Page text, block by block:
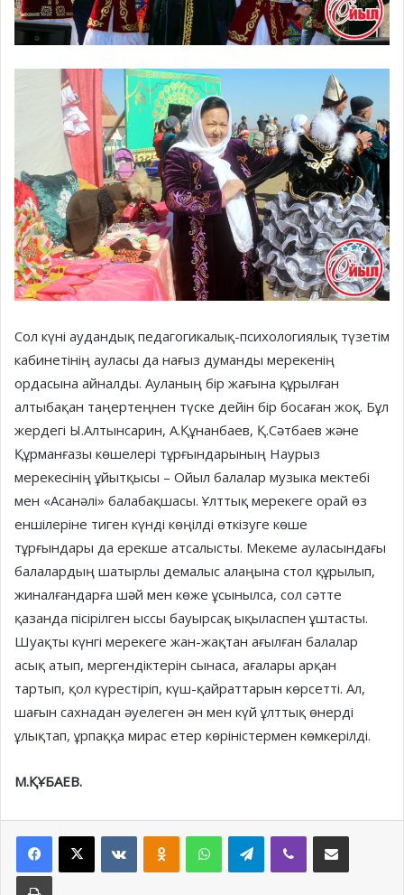
Сол күні аудандық педагогикалық-психологиялық түзетім
кабинетінің ауласы да нағыз думанды мерекенің
ордасына айналды. Ауланың бір жағына құрылған
алтыбақан таңертеңнен түске дейін бір босаған жоқ. Бұл
жердегі Ы.Алтынсарин, А.Құнанбаев, Қ.Сәтбаев және
Құрманғазы көшелері тұрғындарының Наурыз
мерекесінің ұйытқысы – Ойыл балалар музыка мектебі
мен «Асанәлі» балабақшасы. Ұлттық мерекеге орай өз
еншілеріне тиген күнді көңілді өткізуге көше
тұрғындары да ерекше атсалысты. Мекеме ауласындағы
балалардың шатырлы демалыс алаңына стол құрылып,
жиналғандарға шәй мен көже ұсынылса, сол сәтте
қазанда пісірілген ыссы бауырсақ ықыласпен ұштасты.
Шуақты күнгі мерекеге жан-жақтан ағылған балалар
асық атып, мергендіктерін сынаса, ағалары арқан
тартып, қол күрестіріп, күш-қайраттарын көрсетті. Ал,
шағын сахнадан әуелеген ән мен күй ұлттық өнерді
ұлықтап, ұрпаққа мирас етер көріністермен көмкерілді.
М.ҚҰБАЕВ.
Facebook
X VKontakteOdnoklassniki
WhatsAppTelegramViber Share via Email
Print